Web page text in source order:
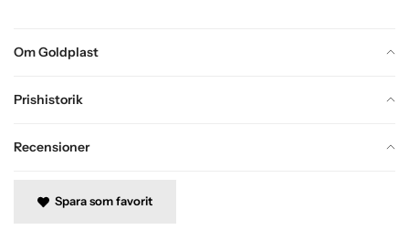
Om Goldplast
Prishistorik
Recensioner
Spara som favorit